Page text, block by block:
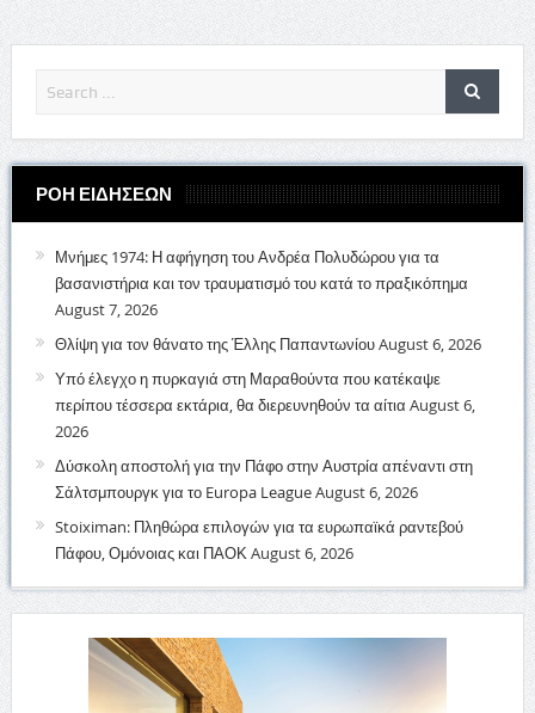
ΡΟΗ ΕΙΔΗΣΕΩΝ
Μνήμες 1974: Η αφήγηση του Ανδρέα Πολυδώρου για τα
βασανιστήρια και τον τραυματισμό του κατά το πραξικόπημα
August 7, 2026
Θλίψη για τον θάνατο της Έλλης ΠαπαντωνίουAugust 6, 2026
Υπό έλεγχο η πυρκαγιά στη Μαραθούντα που κατέκαψε
περίπου τέσσερα εκτάρια, θα διερευνηθούν τα αίτια August 6,
2026
Δύσκολη αποστολή για την Πάφο στην Αυστρία απέναντι στη
Σάλτσμπουργκ για το Europa LeagueAugust 6, 2026
Stoiximan: Πληθώρα επιλογών για τα ευρωπαϊκά ραντεβού
Πάφου, Ομόνοιας και ΠΑΟΚAugust 6, 2026